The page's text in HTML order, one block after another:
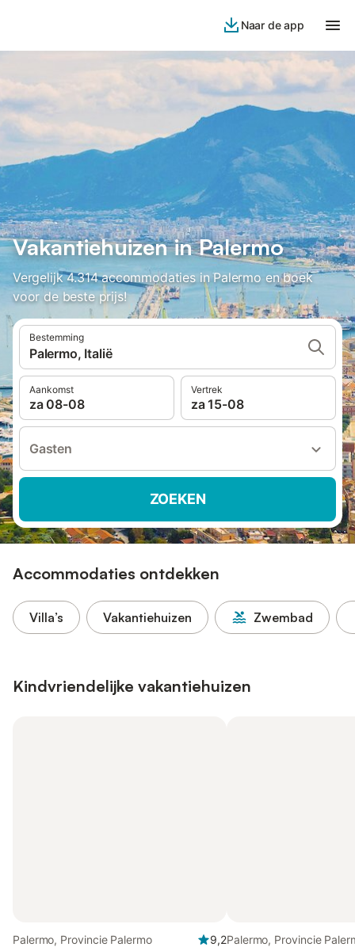
Naar de app
Vakantiehuizen in Palermo
Vergelijk 4.314 accommodaties in Palermo en boek
voor de beste prijs!
Bestemming
Palermo, Italië
Aankomst
za 08-08
Vertrek
za 15-08
Gasten
ZOEKEN
Accommodaties ontdekken
Villa’s Vakantiehuizen Zwembad
Kindvriendelijke vakantiehuizen
Palermo, Provincie Palermo
9,2Palermo, Provincie